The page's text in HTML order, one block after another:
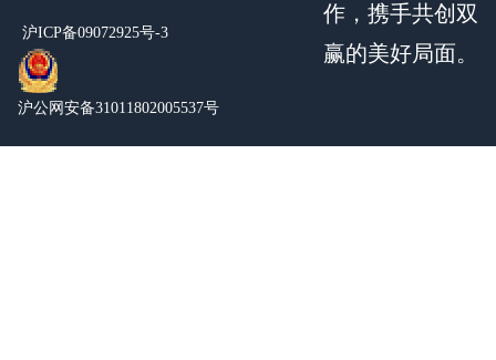
沪ICP备09072925号-3
沪公网安备31011802005537号
作，携手共创双
赢的美好局面。